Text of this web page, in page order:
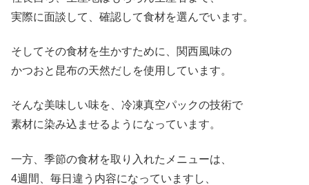
実際に面談して、確認して食材を選んでいます。
そしてその食材を生かすために、関西風味の
かつおと昆布の天然だしを使用しています。
そんな美味しい味を、冷凍真空パックの技術で
素材に染み込ませるようになっています。
一方、季節の食材を取り入れたメニューは、
4週間、毎日違う内容になっていますし、